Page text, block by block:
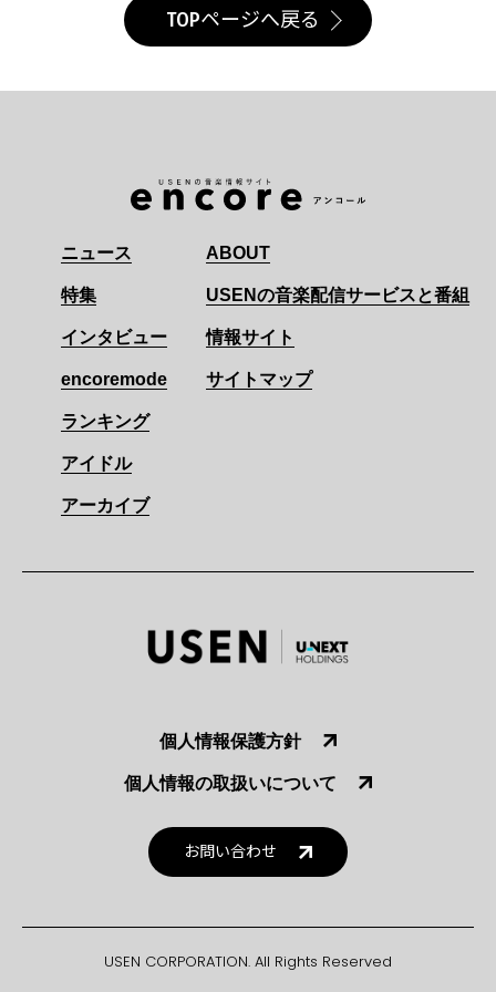
TOPページへ戻る
ニュース
特集
インタビュー
encoremode
ランキング
アイドル
アーカイブ
ABOUT
USENの音楽配信サービスと番組
情報サイト
サイトマップ
個人情報保護方針
個人情報の取扱いについて
お問い合わせ
USEN CORPORATION. All Rights Reserved